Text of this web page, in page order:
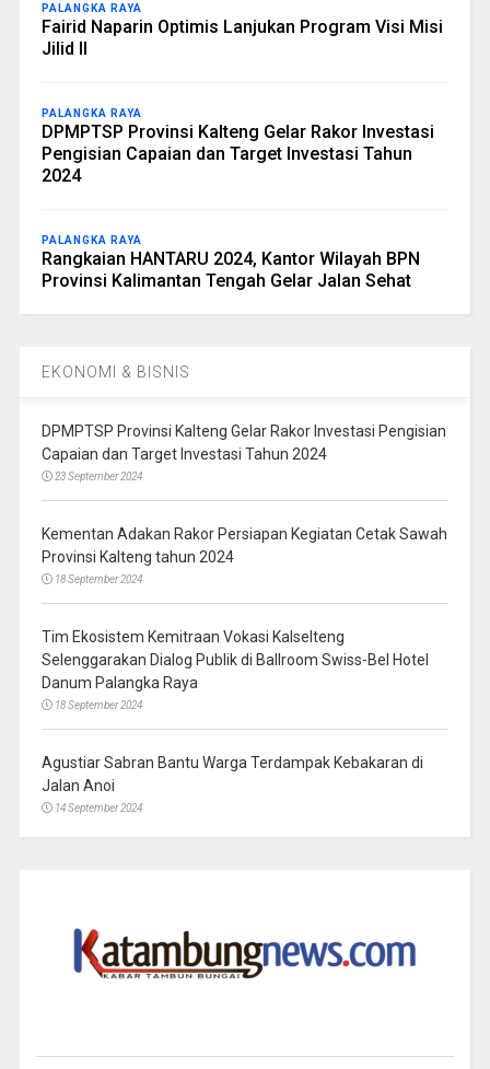
PALANGKA RAYA
Fairid Naparin Optimis Lanjukan Program Visi Misi
Jilid II
PALANGKA RAYA
DPMPTSP Provinsi Kalteng Gelar Rakor Investasi
Pengisian Capaian dan Target Investasi Tahun
2024
PALANGKA RAYA
Rangkaian HANTARU 2024, Kantor Wilayah BPN
Provinsi Kalimantan Tengah Gelar Jalan Sehat
EKONOMI & BISNIS
DPMPTSP Provinsi Kalteng Gelar Rakor Investasi Pengisian
Capaian dan Target Investasi Tahun 2024
23 September 2024
Kementan Adakan Rakor Persiapan Kegiatan Cetak Sawah
Provinsi Kalteng tahun 2024
18 September 2024
Tim Ekosistem Kemitraan Vokasi Kalselteng
Selenggarakan Dialog Publik di Ballroom Swiss-Bel Hotel
Danum Palangka Raya
18 September 2024
Agustiar Sabran Bantu Warga Terdampak Kebakaran di
Jalan Anoi
14 September 2024